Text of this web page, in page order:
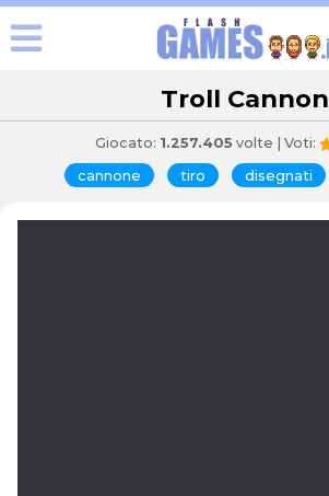
Troll Cannon
Giocato: 1.257.405 volte | Voti:
cannone tiro disegnati